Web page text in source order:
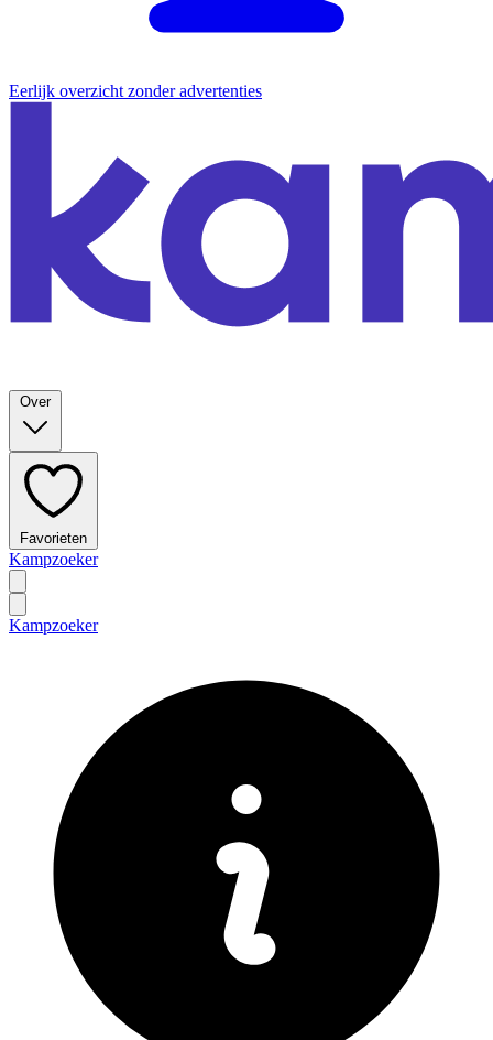
Eerlijk overzicht zonder advertenties
Over
Favorieten
Kampzoeker
Kampzoeker